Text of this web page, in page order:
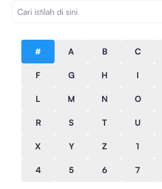
# A B C
F G H I
L M N O
R S T U
X Y Z 1
4 5 6 7